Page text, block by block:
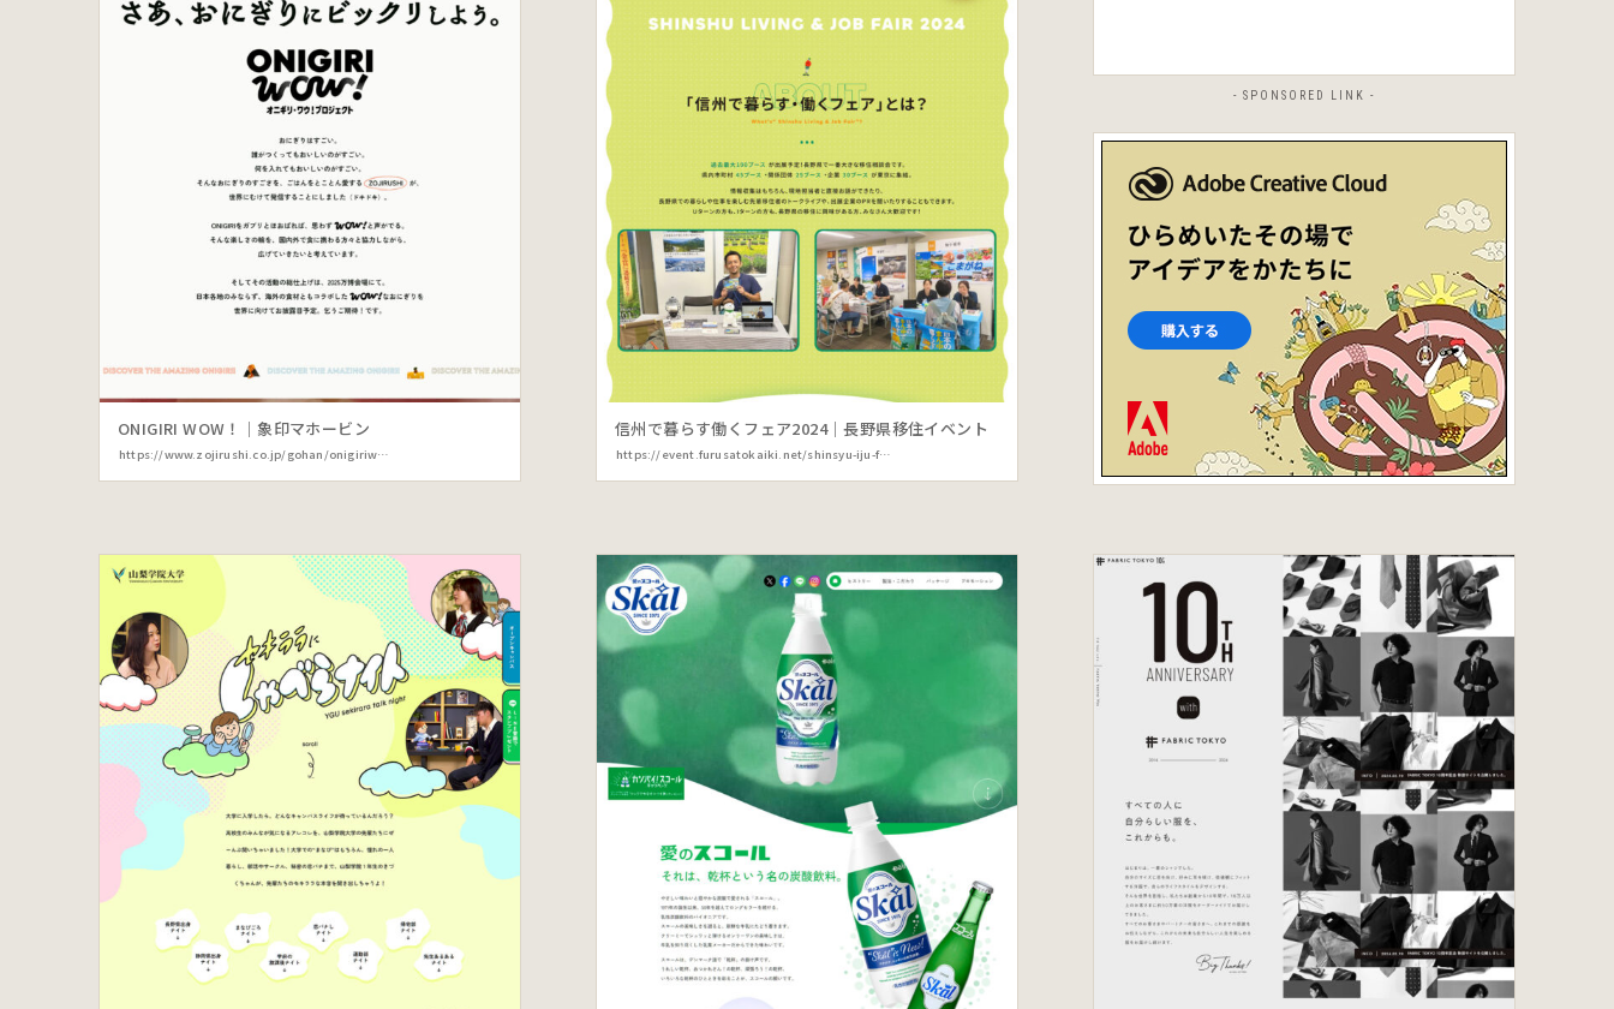
ONIGIRI WOW！｜象印マホービン
https://www.zojirushi.co.jp/gohan/onigiriwow/
信州で暮らす働くフェア2024｜長野県移住イベント
https://event.furusatokaiki.net/shinsyu-iju-fair2024/
- SPONSORED LINK -